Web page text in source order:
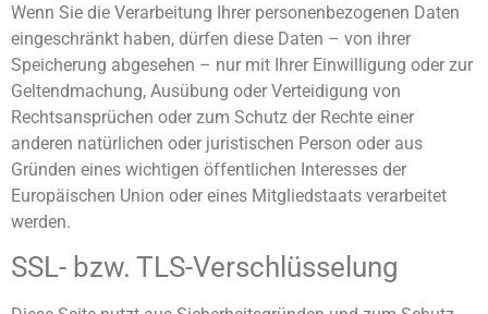
Wenn Sie die Verarbeitung Ihrer personenbezogenen Daten
eingeschränkt haben, dürfen diese Daten – von ihrer
Speicherung abgesehen – nur mit Ihrer Einwilligung oder zur
Geltendmachung, Ausübung oder Verteidigung von
Rechtsansprüchen oder zum Schutz der Rechte einer
anderen natürlichen oder juristischen Person oder aus
Gründen eines wichtigen öffentlichen Interesses der
Europäischen Union oder eines Mitgliedstaats verarbeitet
werden.
SSL- bzw. TLS-Verschlüsselung